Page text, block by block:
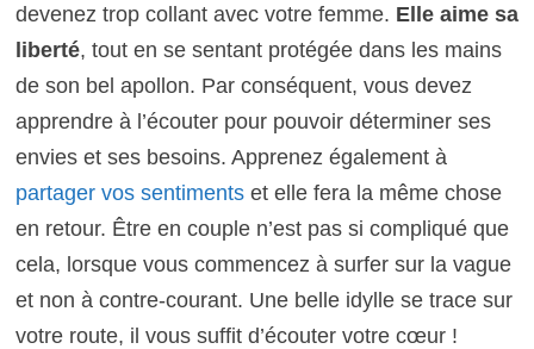
devenez trop collant avec votre femme. Elle aime sa
liberté, tout en se sentant protégée dans les mains
de son bel apollon. Par conséquent, vous devez
apprendre à l’écouter pour pouvoir déterminer ses
envies et ses besoins. Apprenez également à
partager vos sentimentset elle fera la même chose
en retour. Être en couple n’est pas si compliqué que
cela, lorsque vous commencez à surfer sur la vague
et non à contre-courant. Une belle idylle se trace sur
votre route, il vous suffit d’écouter votre cœur !